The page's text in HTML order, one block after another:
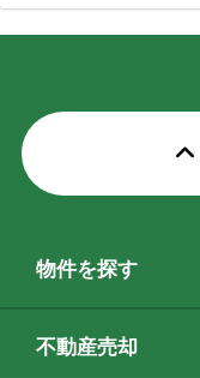
物件を探す
不動産売却